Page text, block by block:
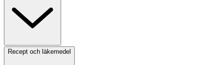
Recept och läkemedel